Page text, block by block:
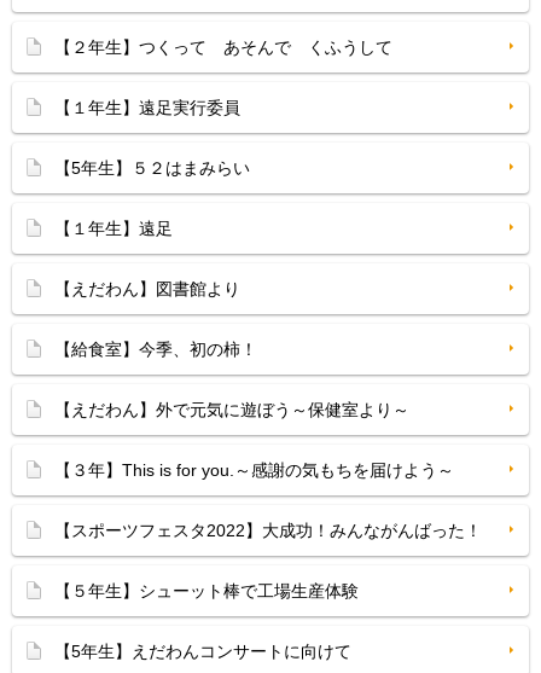
【２年生】つくって あそんで くふうして
【１年生】遠足実行委員
【5年生】５２はまみらい
【１年生】遠足
【えだわん】図書館より
【給食室】今季、初の柿！
【えだわん】外で元気に遊ぼう～保健室より～
【３年】This is for you.～感謝の気もちを届けよう～
【スポーツフェスタ2022】大成功！みんながんばった！
【５年生】シューット棒で工場生産体験
【5年生】えだわんコンサートに向けて